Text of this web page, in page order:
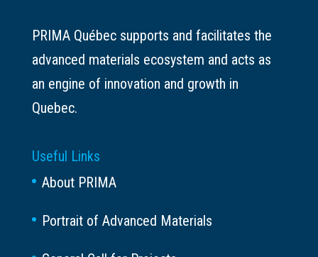
PRIMA Québec supports and facilitates the
advanced materials ecosystem and acts as
an engine of innovation and growth in
Quebec.
Useful Links
About PRIMA
Portrait of Advanced Materials